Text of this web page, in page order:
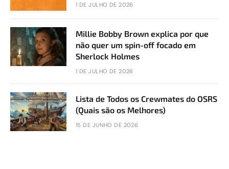
1 DE JULHO DE 2026
Millie Bobby Brown explica por que
não quer um spin-off focado em
Sherlock Holmes
1 DE JULHO DE 2026
Lista de Todos os Crewmates do OSRS
(Quais são os Melhores)
15 DE JUNHO DE 2026